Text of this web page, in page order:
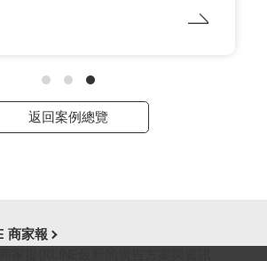
返回案例總覽
商家報